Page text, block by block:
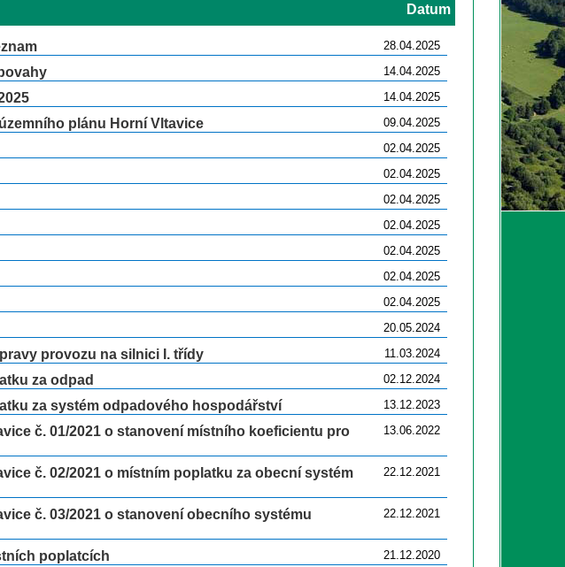
Datum
28.04.2025
14.04.2025
14.04.2025
09.04.2025
plánu Horní Vltavice
02.04.2025
02.04.2025
02.04.2025
02.04.2025
02.04.2025
02.04.2025
02.04.2025
20.05.2024
11.03.2024
provozu na silnici I. třídy
02.12.2024
za odpad
13.12.2023
za systém odpadového hospodářství
13.06.2022
č. 01/2021 o stanovení místního koeficientu pro
22.12.2021
č. 02/2021 o místním poplatku za obecní systém
22.12.2021
č. 03/2021 o stanovení obecního systému
21.12.2020
poplatcích